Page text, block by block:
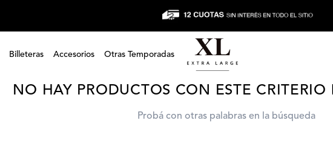
Billeteras Accesorios Otras Temporadas
NO HAY PRODUCTOS CON ESTE CRITERIO
Probá con otras palabras en la búsqueda